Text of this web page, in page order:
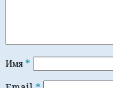
Имя *